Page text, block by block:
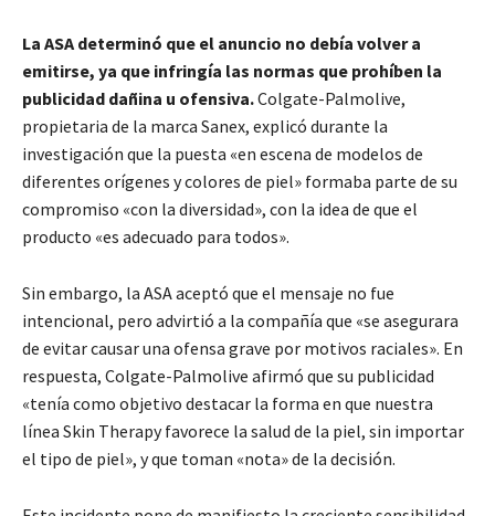
La ASA determinó que el anuncio no debía volver a
emitirse, ya que infringía las normas que prohíben la
publicidad dañina u ofensiva.Colgate-Palmolive,
propietaria de la marca Sanex, explicó durante la
investigación que la puesta «en escena de modelos de
diferentes orígenes y colores de piel» formaba parte de su
compromiso «con la diversidad», con la idea de que el
producto «es adecuado para todos».
Sin embargo, la ASA aceptó que el mensaje no fue
intencional, pero advirtió a la compañía que «se asegurara
de evitar causar una ofensa grave por motivos raciales». En
respuesta, Colgate-Palmolive afirmó que su publicidad
«tenía como objetivo destacar la forma en que nuestra
línea Skin Therapy favorece la salud de la piel, sin importar
el tipo de piel», y que toman «nota» de la decisión.